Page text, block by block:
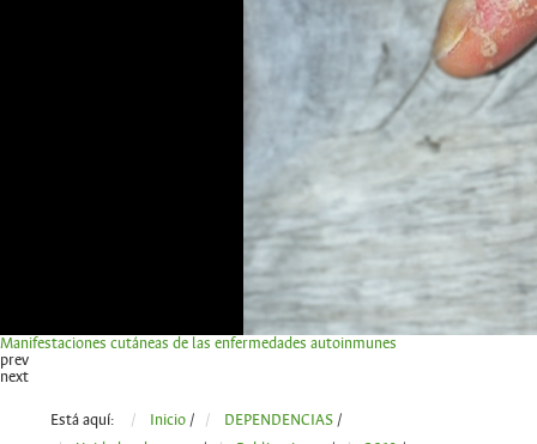
Manifestaciones cutáneas de las enfermedades autoinmunes
prev
next
Está aquí: Inicio/ DEPENDENCIAS/